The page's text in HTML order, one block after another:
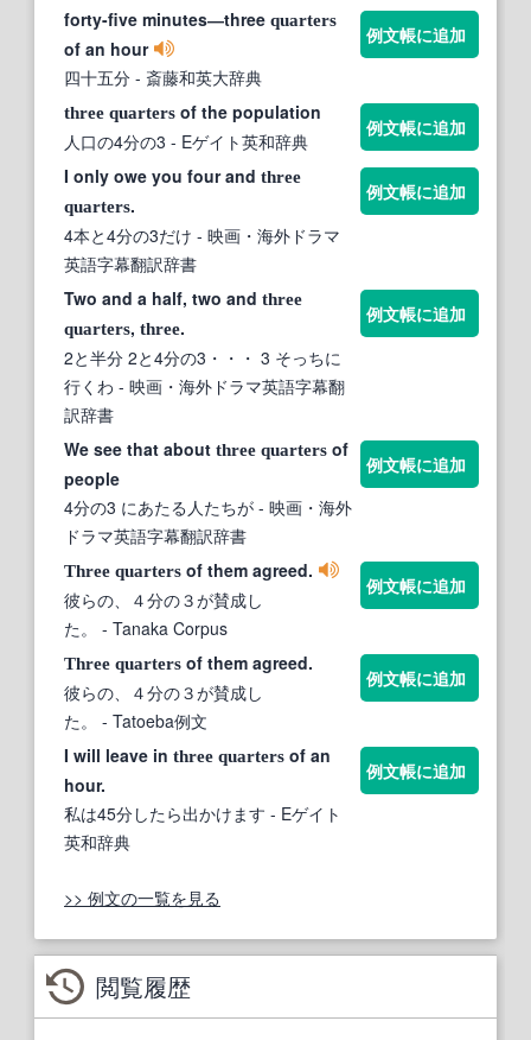
forty-five minutes―three quarters
of an hour
四十五分 - 斎藤和英大辞典
例文帳に追加
three quarters of the population
人口の4分の3 - Eゲイト英和辞典
例文帳に追加
I only owe you four and three
quarters.
4本と4分の3だけ - 映画・海外ドラマ
英語字幕翻訳辞書
例文帳に追加
Two and a half, two and three
quarters, three.
2と半分 2と4分の3・・・ 3 そっちに
行くわ - 映画・海外ドラマ英語字幕翻
訳辞書
例文帳に追加
We see that about three quarters of
people
4分の3 にあたる人たちが - 映画・海外
ドラマ英語字幕翻訳辞書
例文帳に追加
Three quarters of them agreed.
彼らの、４分の３が賛成し
た。
- Tanaka Corpus
例文帳に追加
Three quarters of them agreed.
彼らの、４分の３が賛成し
た。
- Tatoeba例文
例文帳に追加
I will leave in three quarters of an
hour.
私は45分したら出かけます - Eゲイト
英和辞典
例文帳に追加
>> 例文の一覧を見る
閲覧履歴